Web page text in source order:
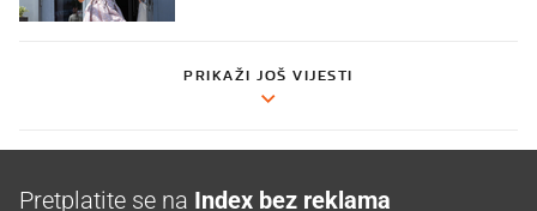
PRIKAŽI JOŠ VIJESTI
Pretplatite se na Index bez reklama